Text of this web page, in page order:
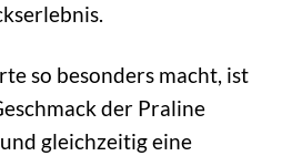
so besonders macht, ist
der Praline
gleichzeitig eine